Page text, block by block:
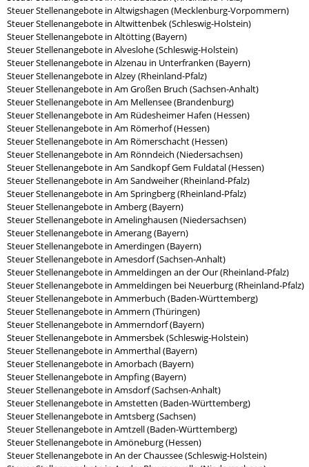
Steuer Stellenangebote in Altwigshagen (Mecklenburg-Vorpommern)
Steuer Stellenangebote in Altwittenbek (Schleswig-Holstein)
Steuer Stellenangebote in Altötting (Bayern)
Steuer Stellenangebote in Alveslohe (Schleswig-Holstein)
Steuer Stellenangebote in Alzenau in Unterfranken (Bayern)
Steuer Stellenangebote in Alzey (Rheinland-Pfalz)
Steuer Stellenangebote in Am Großen Bruch (Sachsen-Anhalt)
Steuer Stellenangebote in Am Mellensee (Brandenburg)
Steuer Stellenangebote in Am Rüdesheimer Hafen (Hessen)
Steuer Stellenangebote in Am Römerhof (Hessen)
Steuer Stellenangebote in Am Römerschacht (Hessen)
Steuer Stellenangebote in Am Rönndeich (Niedersachsen)
Steuer Stellenangebote in Am Sandkopf Gem Fuldatal (Hessen)
Steuer Stellenangebote in Am Sandweiher (Rheinland-Pfalz)
Steuer Stellenangebote in Am Springberg (Rheinland-Pfalz)
Steuer Stellenangebote in Amberg (Bayern)
Steuer Stellenangebote in Amelinghausen (Niedersachsen)
Steuer Stellenangebote in Amerang (Bayern)
Steuer Stellenangebote in Amerdingen (Bayern)
Steuer Stellenangebote in Amesdorf (Sachsen-Anhalt)
Steuer Stellenangebote in Ammeldingen an der Our (Rheinland-Pfalz)
Steuer Stellenangebote in Ammeldingen bei Neuerburg (Rheinland-Pfalz)
Steuer Stellenangebote in Ammerbuch (Baden-Württemberg)
Steuer Stellenangebote in Ammern (Thüringen)
Steuer Stellenangebote in Ammerndorf (Bayern)
Steuer Stellenangebote in Ammersbek (Schleswig-Holstein)
Steuer Stellenangebote in Ammerthal (Bayern)
Steuer Stellenangebote in Amorbach (Bayern)
Steuer Stellenangebote in Ampfing (Bayern)
Steuer Stellenangebote in Amsdorf (Sachsen-Anhalt)
Steuer Stellenangebote in Amstetten (Baden-Württemberg)
Steuer Stellenangebote in Amtsberg (Sachsen)
Steuer Stellenangebote in Amtzell (Baden-Württemberg)
Steuer Stellenangebote in Amöneburg (Hessen)
Steuer Stellenangebote in An der Chaussee (Schleswig-Holstein)